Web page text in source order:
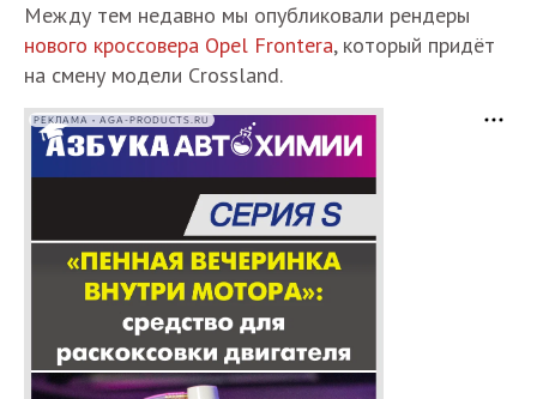
Между тем недавно мы опубликовали рендеры
нового кроссовера Opel Frontera, который придёт
на смену модели Crossland.
РЕКЛАМА • AGA-PRODUCTS.RU